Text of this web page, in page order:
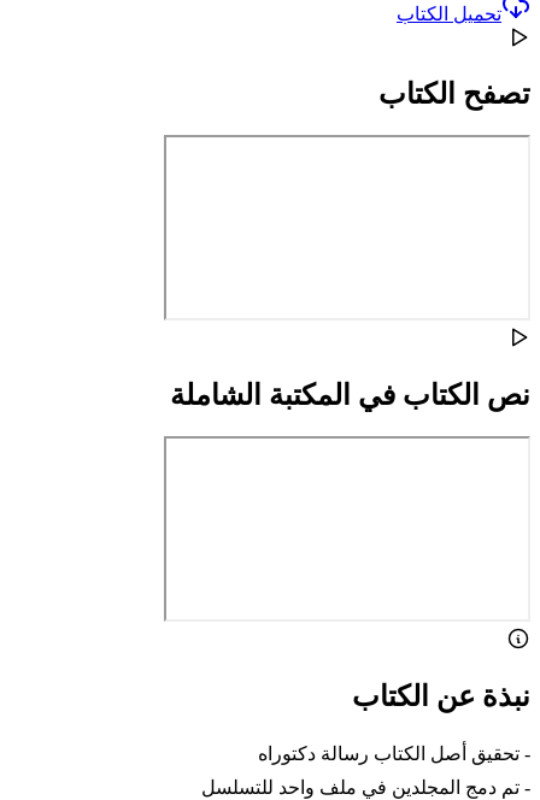
تحميل الكتاب
تصفح الكتاب
نص الكتاب في المكتبة الشاملة
نبذة عن الكتاب
- تحقيق أصل الكتاب رسالة دكتوراه
- تم دمج المجلدين في ملف واحد للتسلسل